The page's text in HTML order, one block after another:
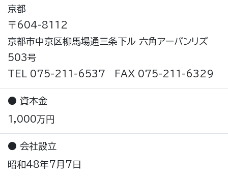
京都
〒604-8112
京都市中京区柳馬場通三条下ル 六角アーバンリズ
503号
TEL 075-211-6537 FAX 075-211-6329
● 資本金
1,000万円
● 会社設立
昭和48年7月7日